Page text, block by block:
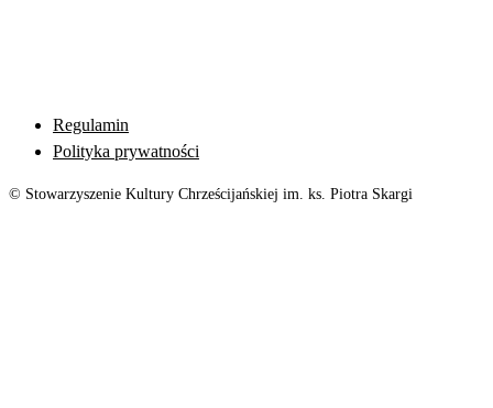
Regulamin
Polityka prywatności
© Stowarzyszenie Kultury Chrześcijańskiej im. ks. Piotra Skargi